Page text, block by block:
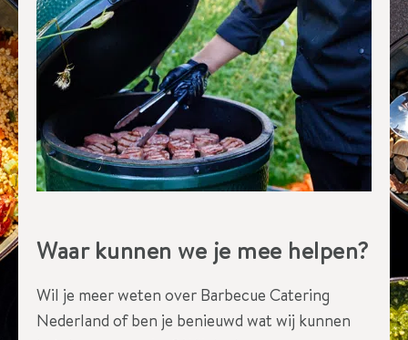
Waar kunnen we je mee helpen?
Wil je meer weten over Barbecue Catering
Nederland of ben je benieuwd wat wij kunnen